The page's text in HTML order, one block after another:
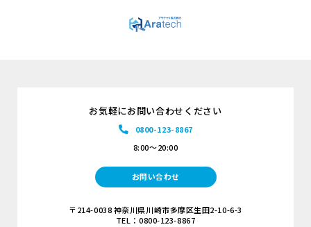
お気軽にお問い合わせください
0800-123-8867
8:00～20:00
お問い合わせ
〒214-0038 神奈川県川崎市多摩区生田2-10-6-3
TEL：0800-123-8867